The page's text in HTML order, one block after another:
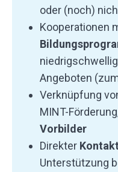
oder (noch)
Kooperationen
Angeboten
Verknüpfung
MINT-
Vorbilder
Direkter
Unterstützung